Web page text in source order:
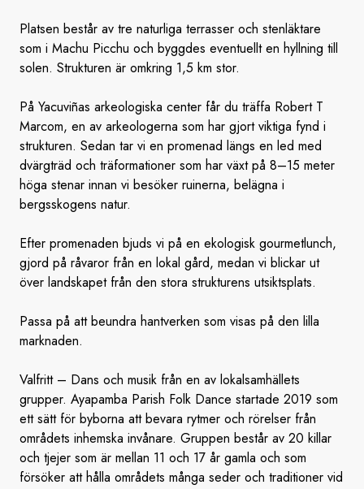
Platsen består av tre naturliga terrasser och stenläktare
som i Machu Picchu och byggdes eventuellt en hyllning till
solen. Strukturen är omkring 1,5 km stor.
På Yacuviñas arkeologiska center får du träffa Robert T
Marcom, en av arkeologerna som har gjort viktiga fynd i
strukturen. Sedan tar vi en promenad längs en led med
dvärgträd och träformationer som har växt på 8–15 meter
höga stenar innan vi besöker ruinerna, belägna i
bergsskogens natur.
Efter promenaden bjuds vi på en ekologisk gourmetlunch,
gjord på råvaror från en lokal gård, medan vi blickar ut
över landskapet från den stora strukturens utsiktsplats.
Passa på att beundra hantverken som visas på den lilla
marknaden.
Valfritt – Dans och musik från en av lokalsamhällets
grupper. Ayapamba Parish Folk Dance startade 2019 som
ett sätt för byborna att bevara rytmer och rörelser från
områdets inhemska invånare. Gruppen består av 20 killar
och tjejer som är mellan 11 och 17 år gamla och som
försöker att hålla områdets många seder och traditioner vid